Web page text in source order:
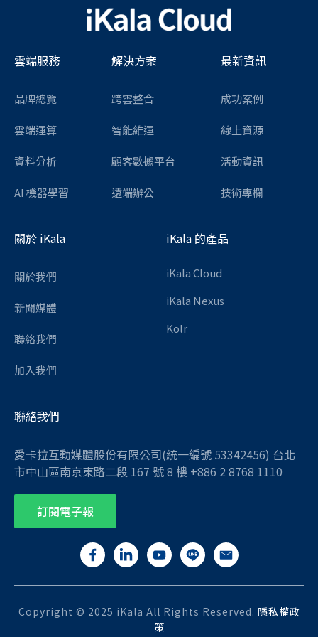
雲端服務
品牌總覽
雲端運算
資料分析
AI 機器學習
解決方案
跨雲整合
智能維運
顧客數據平台
遠端辦公
最新資訊
成功案例
線上資源
活動資訊
技術專欄
關於 iKala
關於我們
新聞媒體
聯絡我們
加入我們
iKala 的產品
iKala Cloud
iKala Nexus
Kolr
聯絡我們
愛卡拉互動媒體股份有限公司(統一編號 53342456) 台北
市中山區南京東路二段 167 號 8 樓 +886 2 8768 1110
訂閱電子報
Copyright © 2025 iKala All Rights Reserved. 隱私權政
策